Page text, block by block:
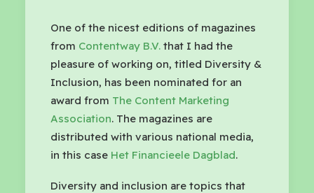
One of the nicest editions of magazines
from Contentway B.V. that I had the
pleasure of working on, titled Diversity &
Inclusion, has been nominated for an
award from The Content Marketing
Association. The magazines are
distributed with various national media,
in this case Het Financieele Dagblad.
Diversity and inclusion are topics that